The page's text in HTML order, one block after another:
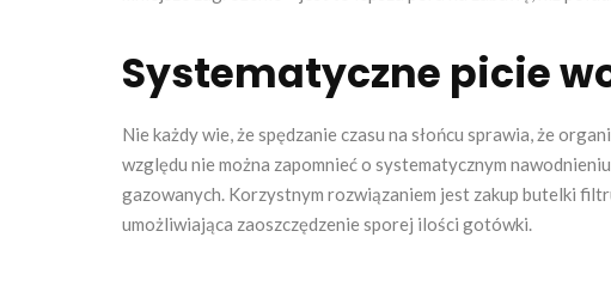
Systematyczne picie
Nie każdy wie, że spędzanie czasu na słońcu sprawia, że
względu nie można zapomnieć o systematycznym
gazowanych. Korzystnym rozwiązaniem jest zakup butelki
umożliwiająca zaoszczędzenie sporej ilości gotówki.